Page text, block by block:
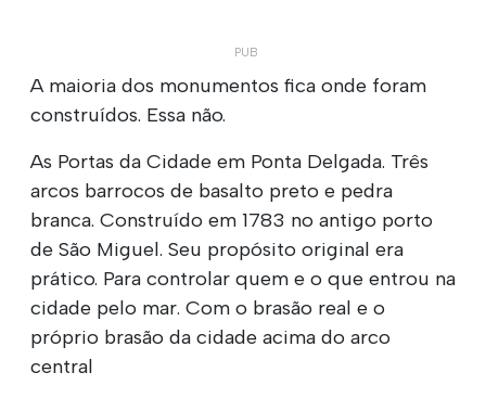
A maioria dos monumentos fica onde foram
construídos. Essa não.
As Portas da Cidade em Ponta Delgada. Três
arcos barrocos de basalto preto e pedra
branca. Construído em 1783 no antigo porto
de São Miguel. Seu propósito original era
prático. Para controlar quem e o que entrou na
cidade pelo mar. Com o brasão real e o
próprio brasão da cidade acima do arco
central